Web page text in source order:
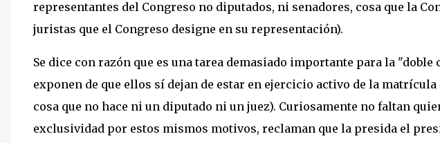
representantes del Congreso no diputados, ni senadores, cosa que la
juristas que el Congreso designe en su representación).
Se dice con razón que es una tarea demasiado importante para la "doble
exponen de que ellos sí dejan de estar en ejercicio activo de la
cosa que no hace ni un diputado ni un juez). Curiosamente no faltan
exclusividad por estos mismos motivos, reclaman que la presida el